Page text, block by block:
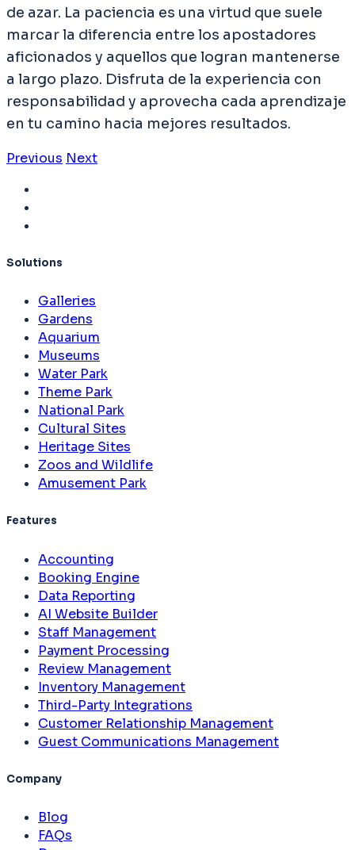
de azar. La paciencia es una virtud que suele
marcar la diferencia entre los apostadores
aficionados y aquellos que logran mantenerse
a largo plazo. Disfruta de la experiencia con
responsabilidad y aprovecha cada aprendizaje
en tu camino hacia mejores resultados.
Previous Next
Solutions
Galleries
Gardens
Aquarium
Museums
Water Park
Theme Park
National Park
Cultural Sites
Heritage Sites
Zoos and Wildlife
Amusement Park
Features
Accounting
Booking Engine
Data Reporting
AI Website Builder
Staff Management
Payment Processing
Review Management
Inventory Management
Third-Party Integrations
Customer Relationship Management
Guest Communications Management
Company
Blog
FAQs